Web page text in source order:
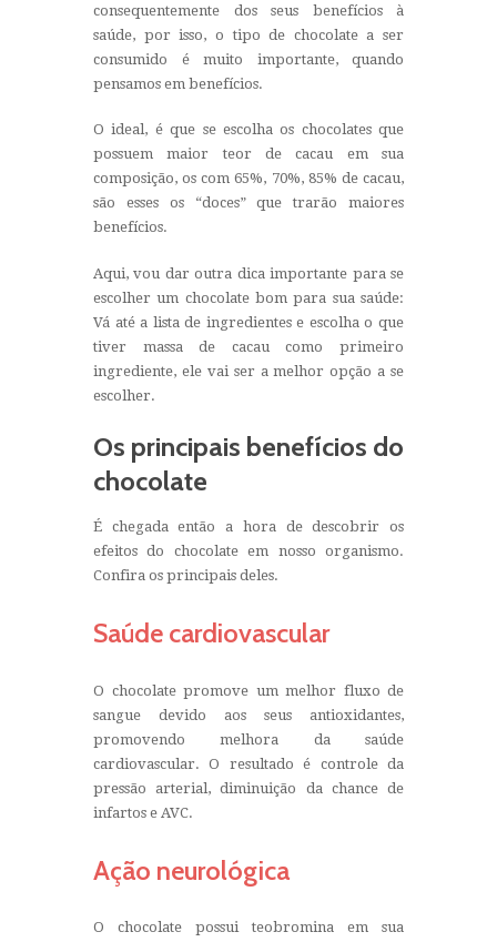
consequentemente dos seus benefícios à
saúde, por isso, o tipo de chocolate a ser
consumido é muito importante, quando
pensamos em benefícios.
O ideal, é que se escolha os chocolates que
possuem maior teor de cacau em sua
composição, os com 65%, 70%, 85% de cacau,
são esses os “doces” que trarão maiores
benefícios.
Aqui, vou dar outra dica importante para se
escolher um chocolate bom para sua saúde:
Vá até a lista de ingredientes e escolha o que
tiver massa de cacau como primeiro
ingrediente, ele vai ser a melhor opção a se
escolher.
Os principais benefícios do
chocolate
É chegada então a hora de descobrir os
efeitos do chocolate em nosso organismo.
Confira os principais deles.
Saúde cardiovascular
O chocolate promove um melhor fluxo de
sangue devido aos seus antioxidantes,
promovendo melhora da saúde
cardiovascular. O resultado é controle da
pressão arterial, diminuição da chance de
infartos e AVC.
Ação neurológica
O chocolate possui teobromina em sua